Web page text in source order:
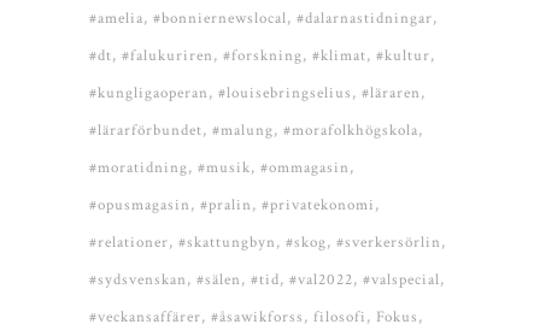
#amelia #bonniernewslocal #dalarnastidningar
#dt #falukuriren #forskning #klimat #kultur
#kungligaoperan #louisebringselius #läraren
#lärarförbundet #malung #morafolkhögskola
#moratidning #musik #ommagasin
#opusmagasin #pralin #privatekonomi
#relationer #skattungbyn #skog #sverkersörlin
#sydsvenskan #sälen #tid #val2022 #valspecial
#veckansaffärer #åsawikforss filosofi
Fokus